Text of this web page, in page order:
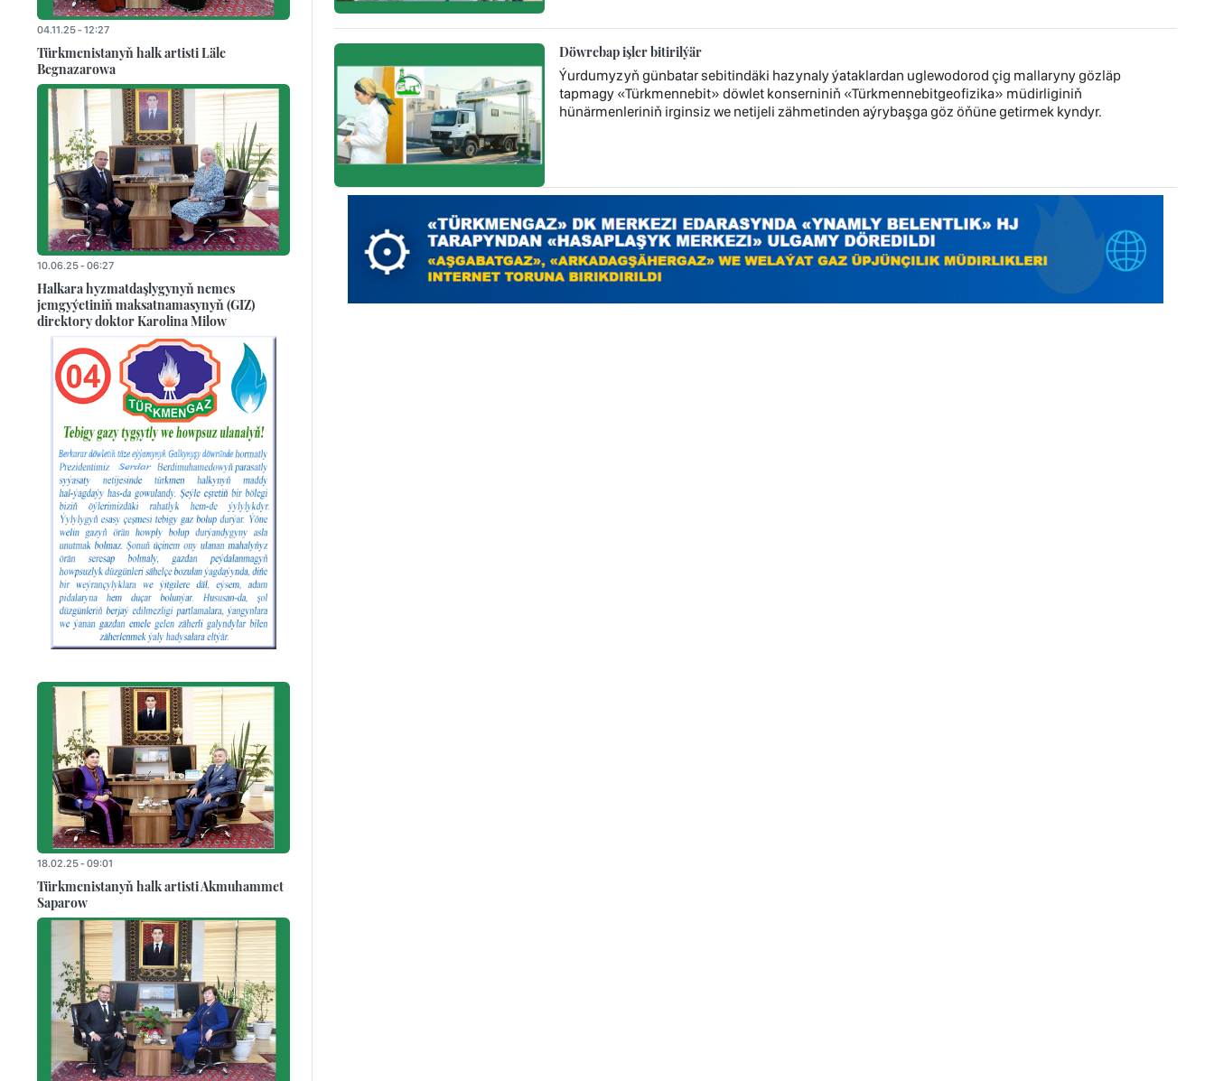
Döwrebap işler bitirilýär
Ýurdumyzyň günbatar sebitindäki hazynaly ýataklardan uglewodorod çig mallaryny gözläp
tapmagy «Türkmennebit» döwlet konserniniň «Türkmennebitgeofizika» müdirliginiň
hünärmenleriniň irginsiz we netijeli zähmetinden aýrybaşga göz öňüne getirmek kyndyr.
04.11.25 - 12:27
Türkmenistanyň halk artisti Läle
Begnazarowa
10.06.25 - 06:27
Halkara hyzmatdaşlygynyň nemes
jemgyýetiniň maksatnamasynyň (GIZ)
direktory doktor Karolina Milow
18.02.25 - 09:01
Türkmenistanyň halk artisti Akmuhammet
Saparow